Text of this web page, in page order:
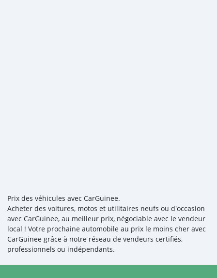
Prix des véhicules avec CarGuinee.
Acheter des voitures, motos et utilitaires neufs ou d'occasion
avec CarGuinee, au meilleur prix, négociable avec le vendeur
local ! Votre prochaine automobile au prix le moins cher avec
CarGuinee grâce à notre réseau de vendeurs certifiés,
professionnels ou indépendants.